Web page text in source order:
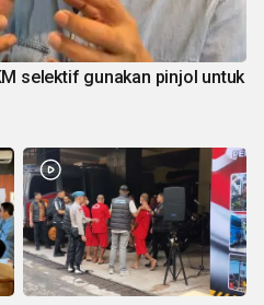
selektif gunakan pinjol untuk